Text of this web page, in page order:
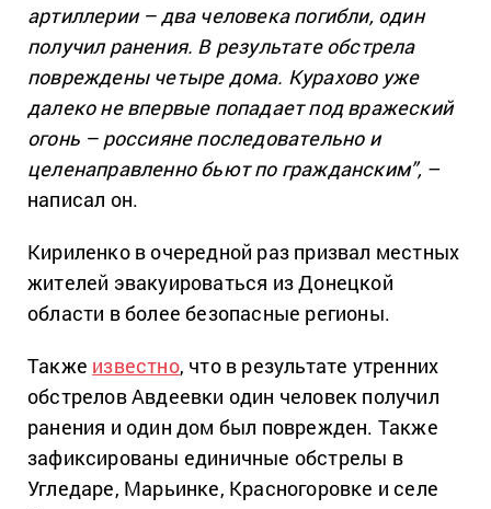
артиллерии – два человека погибли, один
получил ранения. В результате обстрела
повреждены четыре дома. Курахово уже
далеко не впервые попадает под вражеский
огонь – россияне последовательно и
целенаправленно бьют по гражданским”, –
написал он.
Кириленко в очередной раз призвал местных
жителей эвакуироваться из Донецкой
области в более безопасные регионы.
Также известно, что в результате утренних
обстрелов Авдеевки один человек получил
ранения и один дом был поврежден. Также
зафиксированы единичные обстрелы в
Угледаре, Марьинке, Красногоровке и селе